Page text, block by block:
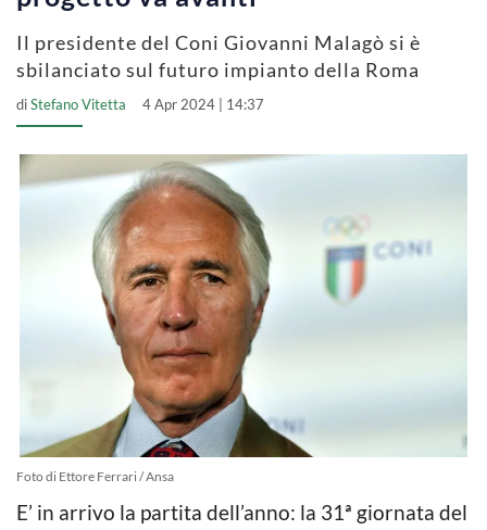
Il presidente del Coni Giovanni Malagò si è
sbilanciato sul futuro impianto della Roma
diStefano Vitetta 4 Apr 2024 | 14:37
Foto di Ettore Ferrari / Ansa
E’ in arrivo la partita dell’anno: la 31ª giornata del